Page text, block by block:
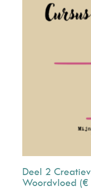
Deel 2
Woordvloed (€